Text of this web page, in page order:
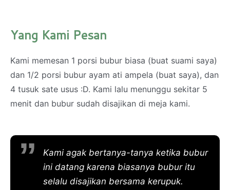
Yang Kami Pesan
Kami memesan 1 porsi bubur biasa (buat suami saya)
dan 1/2 porsi bubur ayam ati ampela (buat saya), dan
4 tusuk sate usus :D. Kami lalu menunggu sekitar 5
menit dan bubur sudah disajikan di meja kami.
Kami agak bertanya-tanya ketika bubur
ini datang karena biasanya bubur itu
selalu disajikan bersama kerupuk.